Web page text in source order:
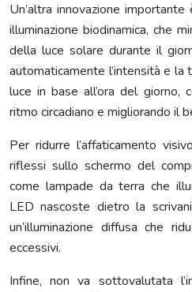
Un’altra innovazione
illuminazione biodinamica, che
della luce solare durante il
automaticamente l’intensità e
luce in base all’ora del giorno,
ritmo circadiano e migliorando il
Per ridurre l’affaticamento
riflessi sullo schermo del
come lampade da terra che
LED nascoste dietro la
un’illuminazione diffusa che
eccessivi.
Infine, non va sottovalutata